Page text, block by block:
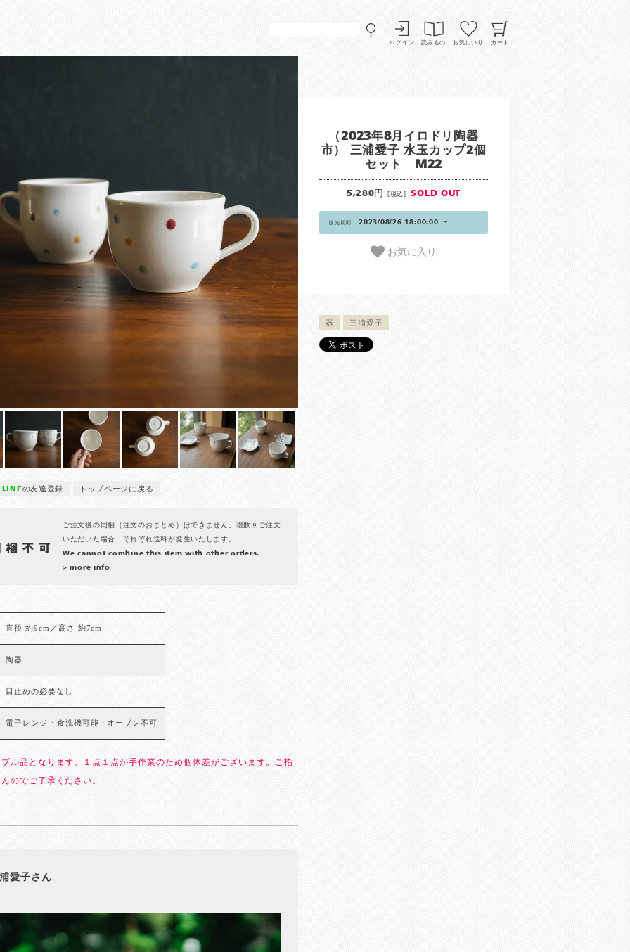
ログイン 読みもの お気にいり カート
LINEの友達登録 トップページに戻る
ご注文後の同梱（注文のおまとめ）はできません。複数回ご注文
いただいた場合、それぞれ送料が発生いたします。
We cannot combine this item with other orders.
> more info
（2023年8月イロドリ陶器
市） 三浦愛子 水玉カップ2個
セット M22
5,280円 [税込] SOLD OUT
販売期間 2023/08/26 18:00:00 〜
お気に入り
器 三浦愛子
直径 約9cm／高さ 約7cm
陶器
目止めの必要なし
電子レンジ・食洗機可能・オーブン不可
ル品となります。１点１点が手作業のため個体差がございます。ご指
のでご了承ください。
愛子さん